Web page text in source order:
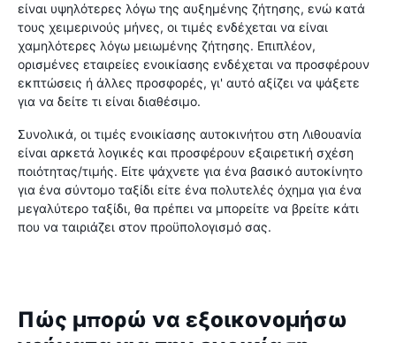
είναι υψηλότερες λόγω της αυξημένης ζήτησης, ενώ κατά
τους χειμερινούς μήνες, οι τιμές ενδέχεται να είναι
χαμηλότερες λόγω μειωμένης ζήτησης. Επιπλέον,
ορισμένες εταιρείες ενοικίασης ενδέχεται να προσφέρουν
εκπτώσεις ή άλλες προσφορές, γι' αυτό αξίζει να ψάξετε
για να δείτε τι είναι διαθέσιμο.
Συνολικά, οι τιμές ενοικίασης αυτοκινήτου στη Λιθουανία
είναι αρκετά λογικές και προσφέρουν εξαιρετική σχέση
ποιότητας/τιμής. Είτε ψάχνετε για ένα βασικό αυτοκίνητο
για ένα σύντομο ταξίδι είτε ένα πολυτελές όχημα για ένα
μεγαλύτερο ταξίδι, θα πρέπει να μπορείτε να βρείτε κάτι
που να ταιριάζει στον προϋπολογισμό σας.
Πώς μπορώ να εξοικονομήσω